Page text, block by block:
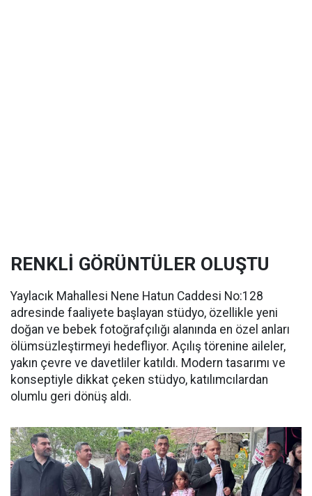
RENKLİ GÖRÜNTÜLER OLUŞTU
Yaylacık Mahallesi Nene Hatun Caddesi No:128
adresinde faaliyete başlayan stüdyo, özellikle yeni
doğan ve bebek fotoğrafçılığı alanında en özel anları
ölümsüzleştirmeyi hedefliyor. Açılış törenine aileler,
yakın çevre ve davetliler katıldı. Modern tasarımı ve
konseptiyle dikkat çeken stüdyo, katılımcılardan
olumlu geri dönüş aldı.